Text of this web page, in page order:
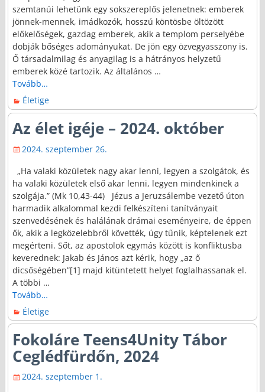
szemtanúi lehetünk egy sokszereplős jelenetnek: emberek
jönnek-mennek, imádkozók, hosszú köntösbe öltözött
előkelőségek, gazdag emberek, akik a templom perselyébe
dobják bőséges adományukat. De jön egy özvegyasszony is.
Ő társadalmilag és anyagilag is a hátrányos helyzetű
emberek közé tartozik. Az általános …
Tovább…
Életige
Az élet igéje – 2024. október
2024. szeptember 26.
„Ha valaki közületek nagy akar lenni, legyen a szolgátok, és
ha valaki közületek első akar lenni, legyen mindenkinek a
szolgája.” (Mk 10,43-44) Jézus a Jeruzsálembe vezető úton
harmadik alkalommal kezdi felkészíteni tanítványait
szenvedésének és halálának drámai eseményeire, de éppen
ők, akik a legközelebbről követték, úgy tűnik, képtelenek ezt
megérteni. Sőt, az apostolok egymás között is konfliktusba
keverednek: Jakab és János azt kérik, hogy „az ő
dicsőségében”[1] majd kitüntetett helyet foglalhassanak el.
A többi …
Tovább…
Életige
Fokoláre Teens4Unity Tábor
Ceglédfürdőn, 2024
2024. szeptember 1.